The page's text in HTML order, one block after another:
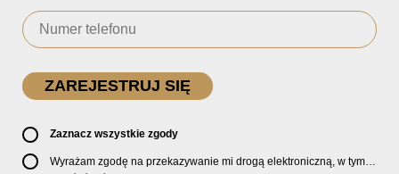
Zaznacz wszystkie zgody
Wyrażam zgodę na przekazywanie mi drogą elektroniczną, w tym